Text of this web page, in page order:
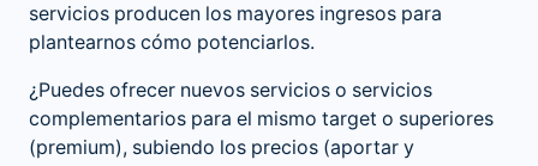
servicios producen los mayores ingresos para
plantearnos cómo potenciarlos.
¿Puedes ofrecer nuevos servicios o servicios
complementarios para el mismo target o superiores
(premium), subiendo los precios (aportar y